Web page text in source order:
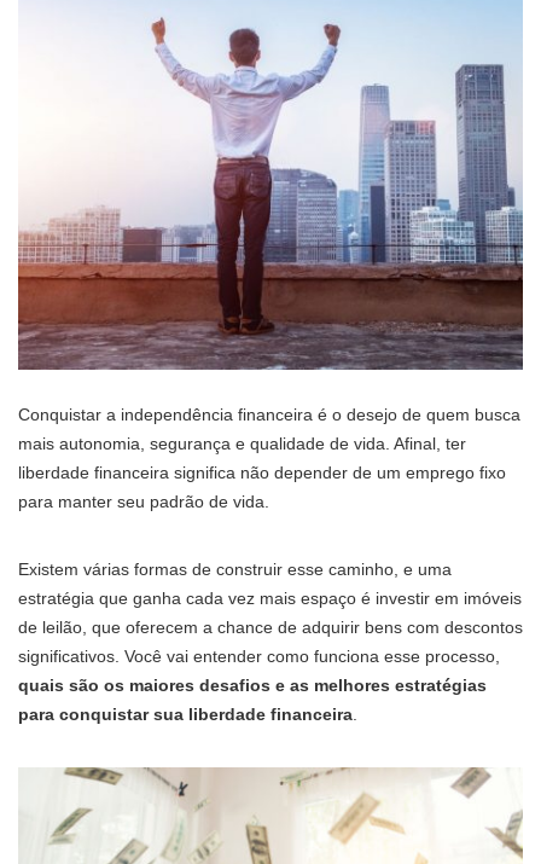
Conquistar a independência financeira é o desejo de quem busca
mais autonomia, segurança e qualidade de vida. Afinal, ter
liberdade financeira significa não depender de um emprego fixo
para manter seu padrão de vida.
Existem várias formas de construir esse caminho, e uma
estratégia que ganha cada vez mais espaço é investir em imóveis
de leilão, que oferecem a chance de adquirir bens com descontos
significativos. Você vai entender como funciona esse processo,
quais são os maiores desafios e as melhores estratégias
para conquistar sua liberdade financeira